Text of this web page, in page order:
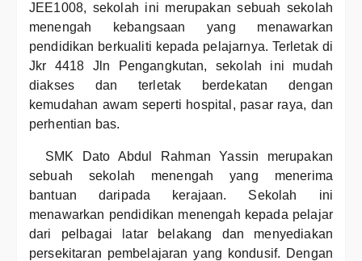
JEE1008, sekolah ini merupakan sebuah sekolah
menengah kebangsaan yang menawarkan
pendidikan berkualiti kepada pelajarnya. Terletak di
Jkr 4418 Jln Pengangkutan, sekolah ini mudah
diakses dan terletak berdekatan dengan
kemudahan awam seperti hospital, pasar raya, dan
perhentian bas.
SMK Dato Abdul Rahman Yassin merupakan
sebuah sekolah menengah yang menerima
bantuan daripada kerajaan. Sekolah ini
menawarkan pendidikan menengah kepada pelajar
dari pelbagai latar belakang dan menyediakan
persekitaran pembelajaran yang kondusif. Dengan